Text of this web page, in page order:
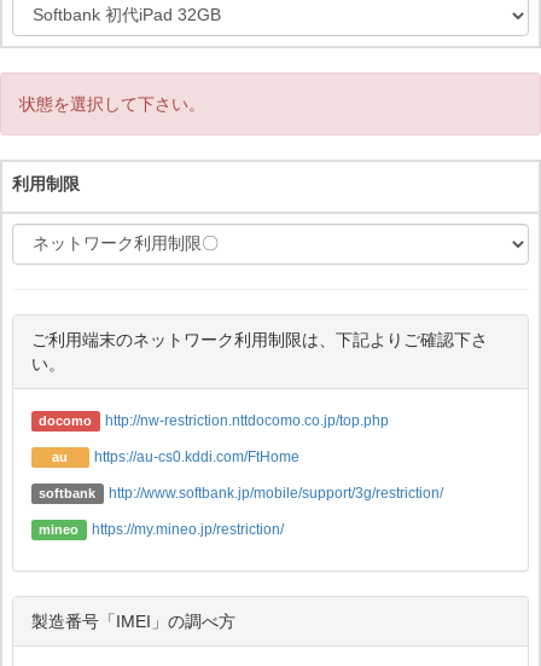
状態を選択して下さい。
利用制限
ご利用端末のネットワーク利用制限は、下記よりご確認下さ
い。
docomo http://nw-restriction.nttdocomo.co.jp/top.php
au https://au-cs0.kddi.com/FtHome
softbank http://www.softbank.jp/mobile/support/3g/restriction/
mineo https://my.mineo.jp/restriction/
製造番号「IMEI」の調べ方